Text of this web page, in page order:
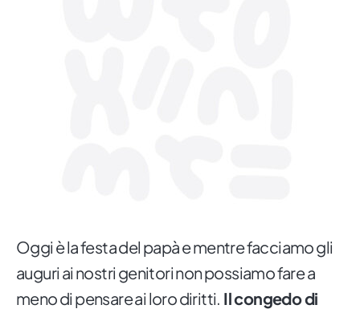
Oggi è la festa del papà e mentre facciamo gli
auguri ai nostri genitori non possiamo fare a
meno di pensare ai loro diritti. Il congedo di